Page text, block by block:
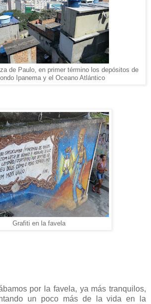
de Paulo, en primer término los depósitos de
Ipanema y el Oceano Atlántico
Grafiti en la favela
por la favela, ya más tranquilos,
un poco más de la vida en la